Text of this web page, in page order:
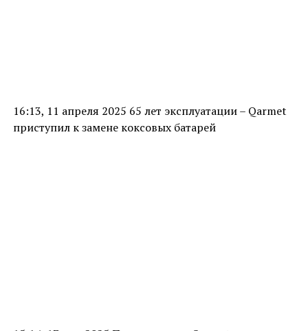
16:13, 11 апреля 2025 65 лет эксплуатации – Qarmet
приступил к замене коксовых батарей